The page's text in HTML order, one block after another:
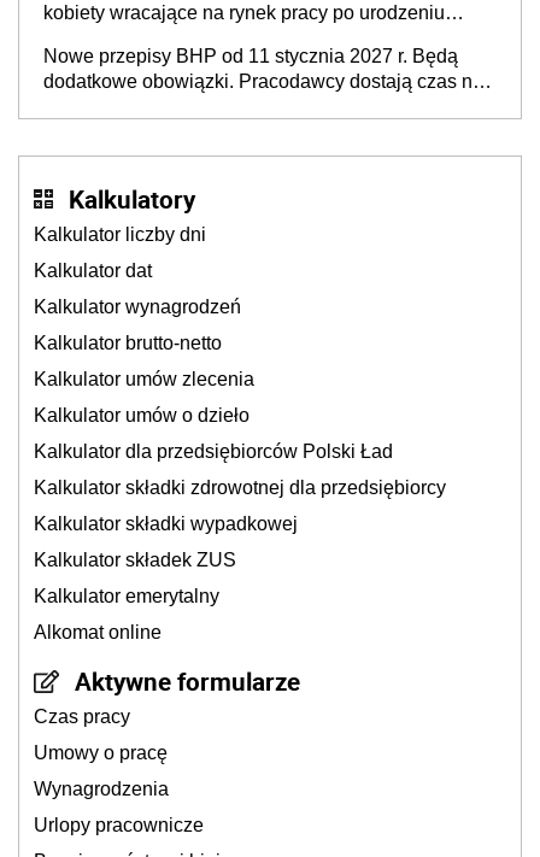
kobiety wracające na rynek pracy po urodzeniu
neuroatypowe. Powstanie Fundusz na rzecz
Inkluzywności w Zatrudnianiu?
Nowe przepisy BHP od 11 stycznia 2027 r. Będą
dodatkowe obowiązki. Pracodawcy dostają czas na
Kalkulatory
Kalkulator liczby dni
Kalkulator dat
Kalkulator wynagrodzeń
Kalkulator brutto-netto
Kalkulator umów zlecenia
Kalkulator umów o dzieło
Kalkulator dla przedsiębiorców Polski Ład
Kalkulator składki zdrowotnej dla przedsiębiorcy
Kalkulator składki wypadkowej
Kalkulator składek ZUS
Kalkulator emerytalny
Alkomat online
Aktywne formularze
Czas pracy
Umowy o pracę
Wynagrodzenia
Urlopy pracownicze